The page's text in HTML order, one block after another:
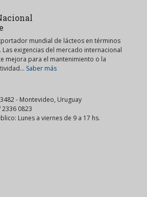
mundial de lácteos en términos
exigencias del mercado internacional
mejora para el mantenimiento o la
Saber más
- Montevideo, Uruguay
2336 0823
Lunes a viernes de 9 a 17 hs.